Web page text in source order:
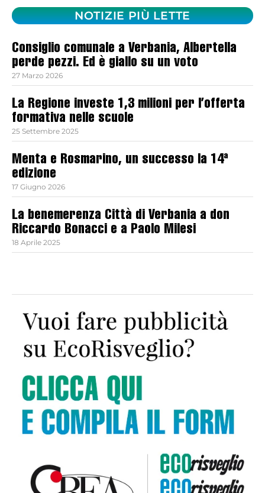
NOTIZIE PIÙ LETTE
Consiglio comunale a Verbania, Albertella
perde pezzi. Ed è giallo su un voto
27 Marzo 2026
La Regione investe 1,3 milioni per l’offerta
formativa nelle scuole
25 Settembre 2025
Menta e Rosmarino, un successo la 14ª
edizione
17 Giugno 2026
La benemerenza Città di Verbania a don
Riccardo Bonacci e a Paolo Milesi
18 Aprile 2025